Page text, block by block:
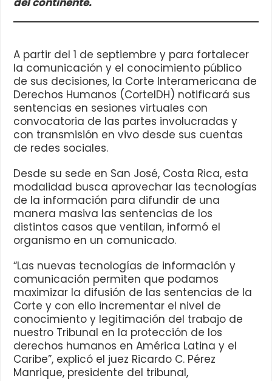
A partir del 1 de septiembre y para fortalecer
la comunicación y el conocimiento público
de sus decisiones, la Corte Interamericana de
Derechos Humanos (CorteIDH) notificará sus
sentencias en sesiones virtuales con
convocatoria de las partes involucradas y
con transmisión en vivo desde sus cuentas
de redes sociales.
Desde su sede en San José, Costa Rica, esta
modalidad busca aprovechar las tecnologías
de la información para difundir de una
manera masiva las sentencias de los
distintos casos que ventilan, informó el
organismo en un comunicado.
“Las nuevas tecnologías de información y
comunicación permiten que podamos
maximizar la difusión de las sentencias de la
Corte y con ello incrementar el nivel de
conocimiento y legitimación del trabajo de
nuestro Tribunal en la protección de los
derechos humanos en América Latina y el
Caribe”, explicó el juez Ricardo C. Pérez
Manrique, presidente del tribunal,